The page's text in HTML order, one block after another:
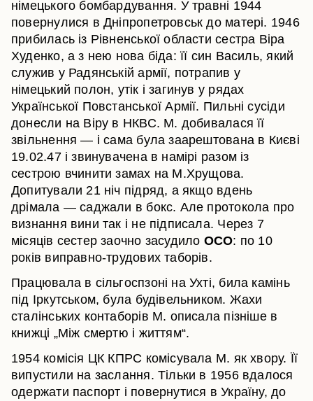
німецького бомбардування. У травні 1944
повернулися в Дніпропетровськ до матері. 1946
прибилась із Рівненської области сестра Віра
Худенко, а з нею нова біда: її син Василь, який
служив у Радянській армії, потрапив у
німецький полон, утік і загинув у рядах
Української Повстанської Армії. Пильні сусіди
донесли на Віру в НКВС. М. добивалася її
звільнення — і сама була заарештована в Києві
19.02.47 і звинувачена в намірі разом із
сестрою вчинити замах на М.Хрущова.
Допитували 21 ніч підряд, а якщо вдень
дрімала — саджали в бокс. Але протокола про
визнання вини так і не підписала. Через 7
місяців сестер заочно засудило ОСО: по 10
років виправно-трудових таборів.
Працювала в сільгоспзоні на Ухті, била камінь
під Іркутськом, була будівельником. Жахи
сталінських контаборів М. описала пізніше в
книжці „Між смертю і життям“.
1954 комісія ЦК КПРС комісувала М. як хвору. Її
випустили на заслання. Тільки в 1956 вдалося
одержати паспорт і повернутися в Україну, до